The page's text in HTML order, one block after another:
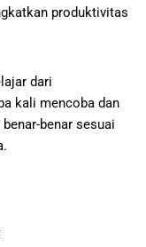
produktivitas
dari
kali mencoba dan
benar sesuai